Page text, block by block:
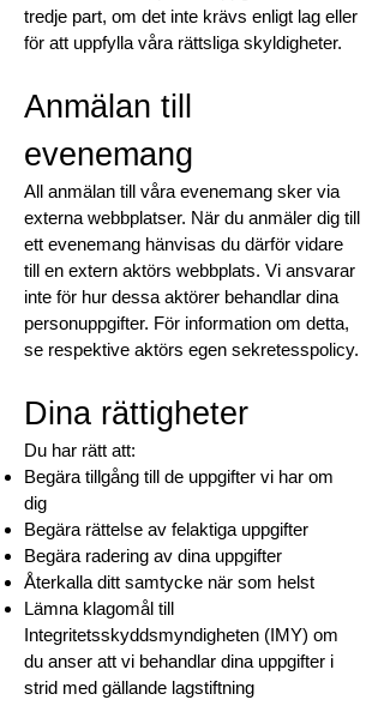
tredje part, om det inte krävs enligt lag eller
för att uppfylla våra rättsliga skyldigheter.
Anmälan till
evenemang
All anmälan till våra evenemang sker via
externa webbplatser. När du anmäler dig till
ett evenemang hänvisas du därför vidare
till en extern aktörs webbplats. Vi ansvarar
inte för hur dessa aktörer behandlar dina
personuppgifter. För information om detta,
se respektive aktörs egen sekretesspolicy.
Dina rättigheter
Du har rätt att:
Begära tillgång till de uppgifter vi har om
dig
Begära rättelse av felaktiga uppgifter
Begära radering av dina uppgifter
Återkalla ditt samtycke när som helst
Lämna klagomål till
Integritetsskyddsmyndigheten (IMY) om
du anser att vi behandlar dina uppgifter i
strid med gällande lagstiftning